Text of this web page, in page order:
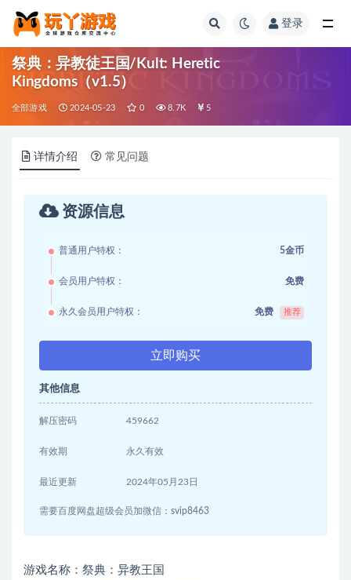
登录
祭典：异教徒王国/Kult: Heretic
Kingdoms（v1.5）
全部游戏 2024-05-23 0 8.7K 5
详情介绍 常见问题
资源信息
普通用户特权： 5金币
会员用户特权： 免费
永久会员用户特权： 免费 推荐
立即购买
其他信息
解压密码 459662
有效期 永久有效
最近更新 2024年05月23日
需要百度网盘超级会员加微信：svip8463
游戏名称：祭典：异教王国